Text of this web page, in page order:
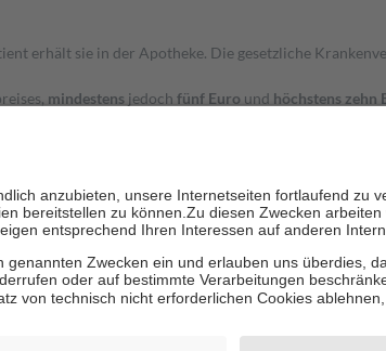
erhält sie in der Apotheke. Die gesetzliche
mindestens jedoch fünf Euro und höchstens zehn
Stellung der Familie zu unterstützen, fallen